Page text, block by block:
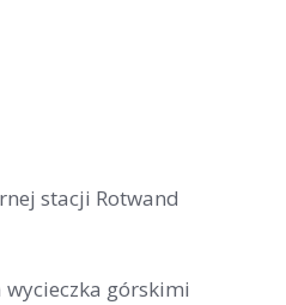
stacji Rotwand
górskimi